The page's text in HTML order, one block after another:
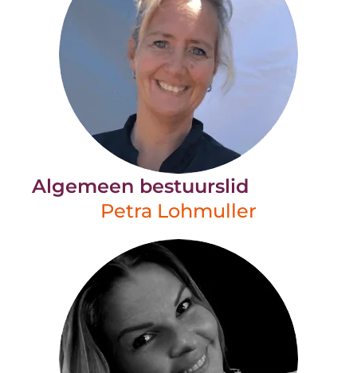
Algemeen bestuurslid
Petra Lohmuller